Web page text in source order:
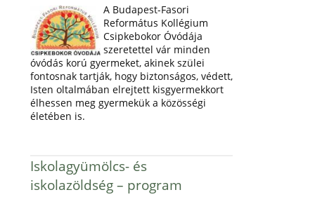
A Budapest-Fasori
Református Kollégium
Csipkebokor Óvódája
szeretettel vár minden
óvódás korú gyermeket, akinek szülei
fontosnak tartják, hogy biztonságos, védett,
Isten oltalmában elrejtett kisgyermekkort
élhessen meg gyermekük a közösségi
életében is.
Iskolagyümölcs- és
iskolazöldség – program